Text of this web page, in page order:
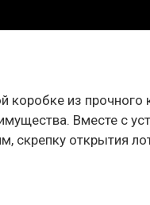
коробке из
Вместе с
скрепку открытия